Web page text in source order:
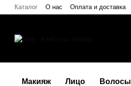
Перейти к основному контенту
Каталог О нас Оплата и доставка
Макияж Лицо Волосы